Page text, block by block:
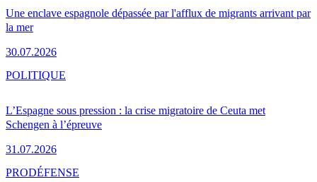
Une enclave espagnole dépassée par l'afflux de migrants arrivant par
la mer
30.07.2026
L’Espagne sous pression : la crise migratoire de Ceuta met
Schengen à l’épreuve
31.07.2026
POLITIQUE
PRODÉFENSE